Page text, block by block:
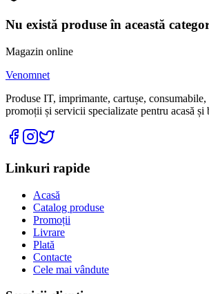
Nu există produse în această
Magazin online
Venomnet
Produse IT, imprimante, cartușe,
promoții și servicii specializate pentru acasă și
Linkuri rapide
Acasă
Catalog produse
Promoții
Livrare
Plată
Contacte
Cele mai vândute